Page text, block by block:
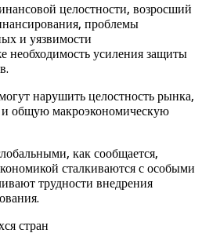
целостности, возросший
проблемы
и уязвимости
необходимость усиления защиты
нарушить целостность рынка,
и общую макроэкономическую
как сообщается,
сталкиваются с особыми
трудности внедрения
стран